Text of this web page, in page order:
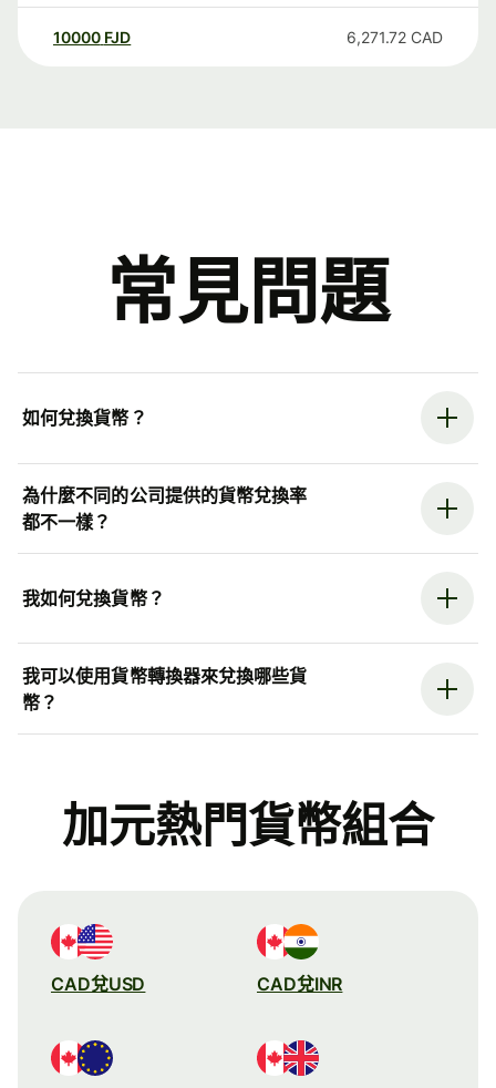
10000 FJD 6,271.72 CAD
常見問題
如何兌換貨幣？
為什麼不同的公司提供的貨幣兌換率
都不一樣？
我如何兌換貨幣？
我可以使用貨幣轉換器來兌換哪些貨
幣？
加元熱門貨幣組合
CAD兌USD CAD兌INR